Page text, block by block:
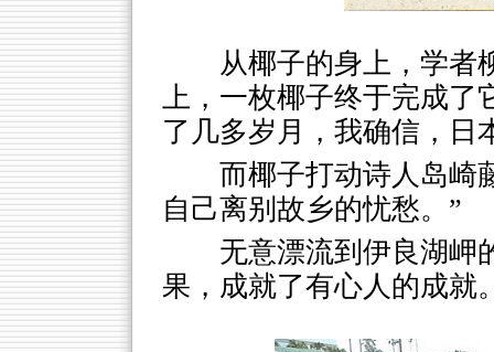
从椰子的身上，学者
上，一枚椰子终于完成了
了几多岁月，我确信，日
而椰子打动诗人岛崎
自己离别故乡的忧愁。”
无意漂流到伊良湖岬
果，成就了有心人的成就